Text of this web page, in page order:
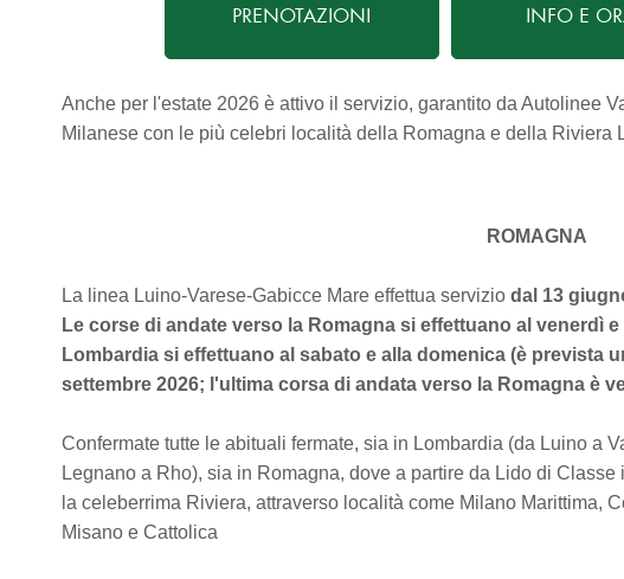
INFO E
PRENOTAZIONI
Anche per l'estate 2026 è attivo il servizio, garantito da Autolinee
Milanese con le più celebri località della Romagna e della Riviera
ROMAGNA
La linea Luino-Varese-Gabicce Mare effettua servizio dal 13
Le corse di andate verso la Romagna si effettuano al venerdì
Lombardia si effettuano al sabato e alla domenica (è prevista
settembre 2026; l'ultima corsa di andata verso la Romagna è
Confermate tutte le abituali fermate, sia in Lombardia (da Luino a
Legnano a Rho), sia in Romagna, dove a partire da Lido di
la celeberrima Riviera, attraverso località come Milano Marittima,
Misano e Cattolica